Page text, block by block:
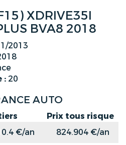
XDRIVE35I
BVA8 2018
2013
: 20
AUTO
Prix tous risque
€/an
824.904 €/an